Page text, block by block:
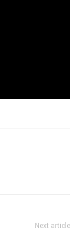
Next article